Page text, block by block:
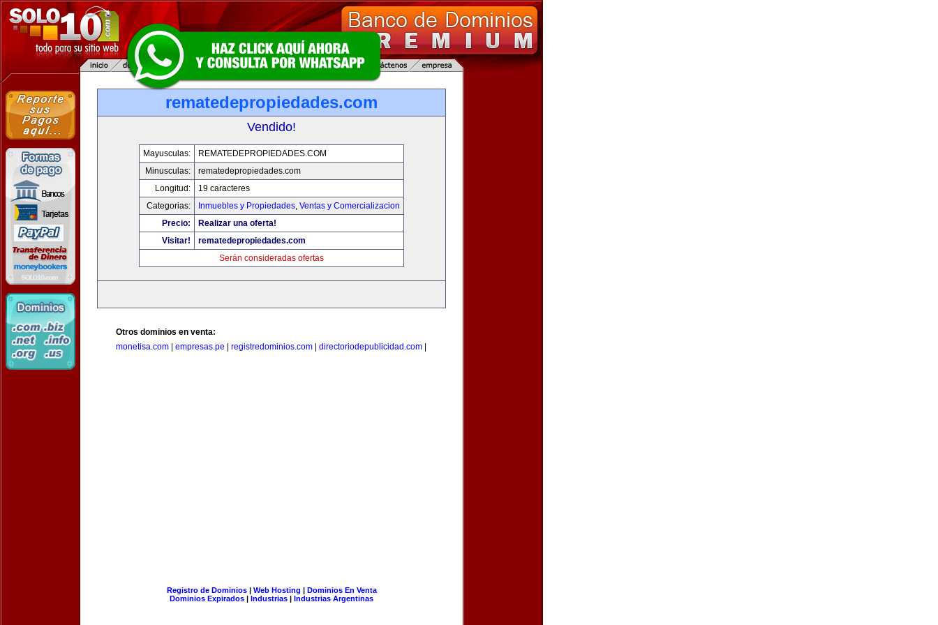
rematedepropiedades.com
Vendido!
Mayusculas:
REMATEDEPROPIEDADES.COM
Minusculas:
rematedepropiedades.com
Longitud:
19 caracteres
Categorias:
Inmuebles y Propiedades, Ventas y Comercializacion
Precio:
Realizar una oferta!
Visitar!
rematedepropiedades.com
Serán consideradas ofertas
Otros dominios en venta:
monetisa.com
empresas.pe registredominios.com directoriodepublicidad.com
Registro de Dominios| Web Hosting | Dominios En Venta
Dominios Expirados | Industrias | Industrias Argentinas